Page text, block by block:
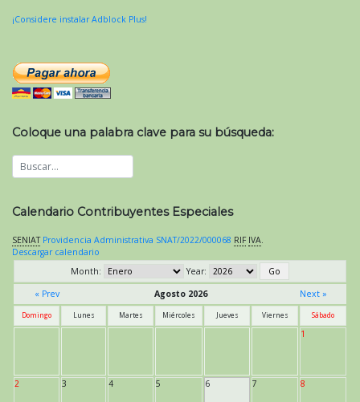
¡Considere instalar Adblock Plus!
Coloque una palabra clave para su búsqueda:
Calendario Contribuyentes Especiales
SENIAT Providencia Administrativa SNAT/2022/000068 RIF IVA.
Descargar calendario
Month:
Year:
« Prev
Agosto 2026 Next »
Domingo Lunes Martes Miércoles Jueves Viernes Sábado
1
2 3 4 5 6 7 8